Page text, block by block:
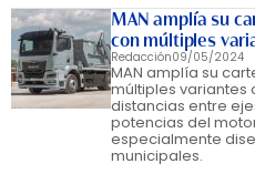
MAN amplía su
con múltiples
Redacción09/05/2024
MAN amplía su
múltiples variantes
distancias entre
potencias del
especialmente
municipales.